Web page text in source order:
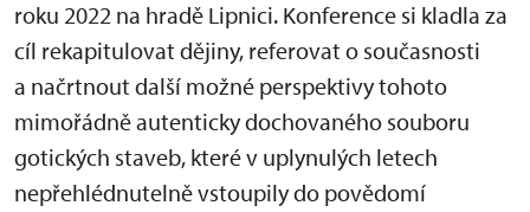
roku 2022 na hradě Lipnici. Konference si kladla za
cíl rekapitulovat dějiny, referovat o současnosti
a načrtnout další možné perspektivy tohoto
mimořádně autenticky dochovaného souboru
gotických staveb, které v uplynulých letech
nepřehlédnutelně vstoupily do povědomí